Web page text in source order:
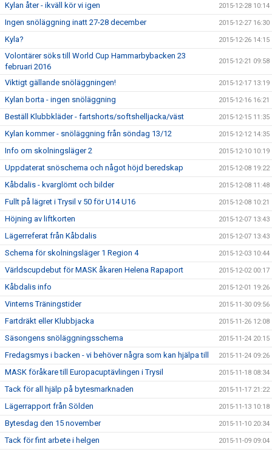
Kylan åter - ikväll kör vi igen 2015-12-28 10:14
Ingen snöläggning inatt 27-28 december 2015-12-27 16:30
Kyla? 2015-12-26 14:15
Volontärer söks till World Cup Hammarbybacken 23
februari 2016
2015-12-21 09:58
Viktigt gällande snöläggningen! 2015-12-17 13:19
Kylan borta - ingen snöläggning 2015-12-16 16:21
Beställ Klubbkläder - fartshorts/softshelljacka/väst 2015-12-15 11:35
Kylan kommer - snöläggning från söndag 13/12 2015-12-12 14:35
Info om skolningsläger 2 2015-12-10 10:19
Uppdaterat snöschema och något höjd beredskap 2015-12-08 19:22
Kåbdalis - kvarglömt och bilder 2015-12-08 11:48
Fullt på lägret i Trysil v 50 för U14 U16 2015-12-08 10:21
Höjning av liftkorten 2015-12-07 13:43
Lägerreferat från Kåbdalis 2015-12-07 13:43
Schema för skolningsläger 1 Region 4 2015-12-03 10:44
Världscupdebut för MASK åkaren Helena Rapaport 2015-12-02 00:17
Kåbdalis info 2015-12-01 19:26
Vinterns Träningstider 2015-11-30 09:56
Fartdräkt eller Klubbjacka 2015-11-26 12:08
Säsongens snöläggningsschema 2015-11-24 20:15
Fredagsmys i backen - vi behöver några som kan hjälpa till 2015-11-24 09:26
MASK föråkare till Europacuptävlingen i Trysil 2015-11-18 08:34
Tack för all hjälp på bytesmarknaden 2015-11-17 21:22
Lägerrapport från Sölden 2015-11-13 10:18
Bytesdag den 15 november 2015-11-10 20:34
Tack för fint arbete i helgen 2015-11-09 09:04